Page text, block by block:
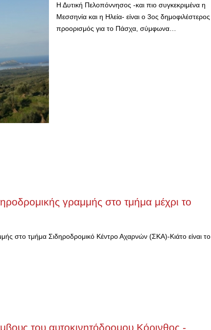
Η Δυτική Πελοπόννησος -και πιο συγκεκριμένα η
Μεσσηνία και η Ηλεία- είναι ο 3ος δημοφιλέστερος
προορισμός για το Πάσχα, σύμφωνα…
γραμμής στο τμήμα μέχρι το
στο τμήμα Σιδηροδρομικό Κέντρο Αχαρνών (ΣΚΑ)-Κιάτο είναι το
του αυτοκινητόδρομου Κόρινθος -